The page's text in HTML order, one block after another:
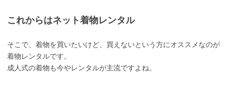
これからはネット着物レンタル
そこで、着物を買いたいけど、買えないという方にオススメなのが
着物レンタルです。
成人式の着物も今やレンタルが主流ですよね。